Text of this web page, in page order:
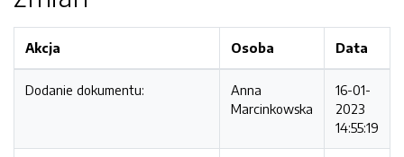
Akcja Osoba Data
Dodanie dokumentu:
Anna
Marcinkowska
16-01-
2023
14:55:19